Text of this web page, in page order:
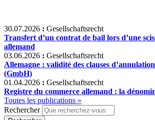
30.07.2026 : Gesellschaftsrecht
Transfert d’un contrat de bail lors d’une
allemand
03.06.2026 : Gesellschaftsrecht
Allemagne : validité des clauses
(GmbH)
01.04.2026 : Gesellschaftsrecht
Registre du commerce allemand : la
Toutes les publications »
Rechercher